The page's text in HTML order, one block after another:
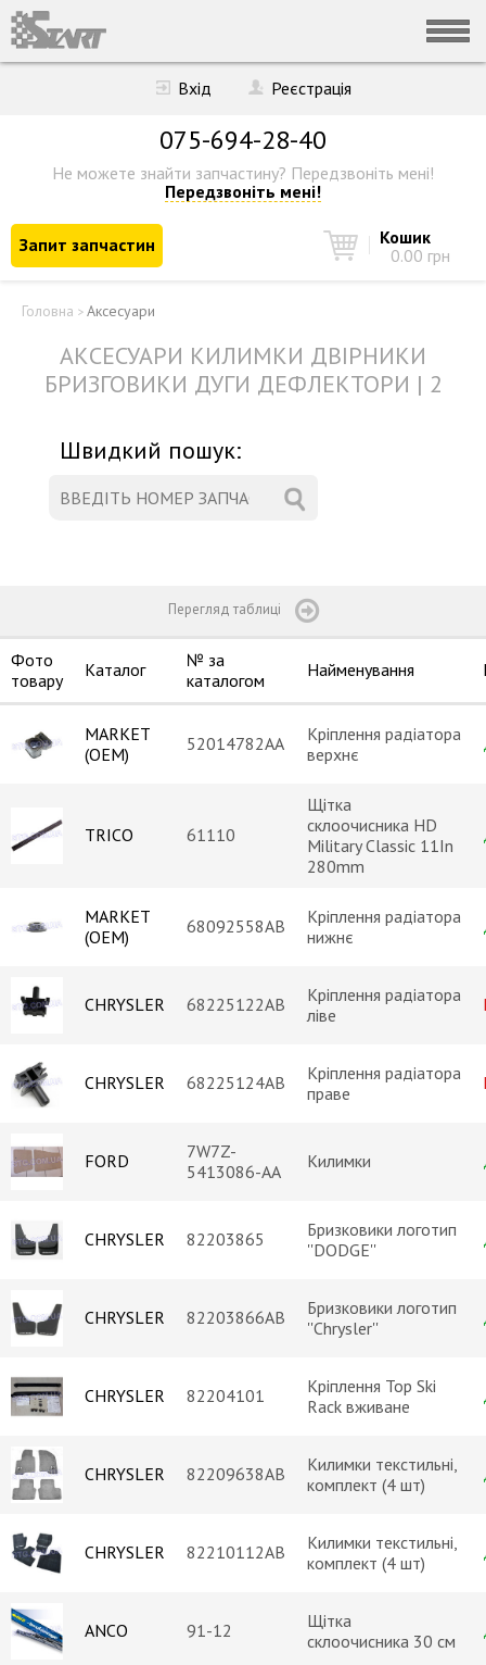
Вхід Реєстрація
075-694-28-40
Не можете знайти запчастину? Передзвоніть мені!
Передзвоніть мені!
Запит запчастин
Кошик
0.00 грн
Головна > Аксесуари
АКСЕСУАРИ КИЛИМКИ ДВІРНИКИ
БРИЗГОВИКИ ДУГИ ДЕФЛЕКТОРИ | 2
Швидкий пошук:
Перегляд таблиці
Фото
товару
Каталог
№ за
каталогом
Найменування
MARKET
(OEM)
52014782AA
Кріплення радіатора
верхнє
TRICO 61110
Щітка
склоочисника HD
Military Classic 11In
280mm
MARKET
(OEM)
68092558AB
Кріплення радіатора
нижнє
CHRYSLER 68225122AB
Кріплення радіатора
ліве
CHRYSLER 68225124AB
Кріплення радіатора
праве
FORD
7W7Z-
5413086-AA
Килимки
CHRYSLER 82203865
Бризковики логотип
''DODGE''
CHRYSLER 82203866AB
Бризковики логотип
''Chrysler''
CHRYSLER 82204101
Кріплення Top Ski
Rack вживане
CHRYSLER 82209638AB
Килимки текстильні,
комплект (4 шт)
CHRYSLER 82210112AB
Килимки текстильні,
комплект (4 шт)
ANCO 91-12
Щітка
склоочисника 30 см